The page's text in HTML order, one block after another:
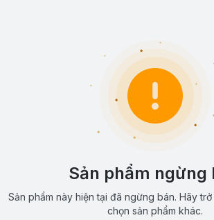
Sản phẩm ngừng
Sản phẩm này hiện tại đã ngừng bán. Hãy
chọn sản phẩm khác.